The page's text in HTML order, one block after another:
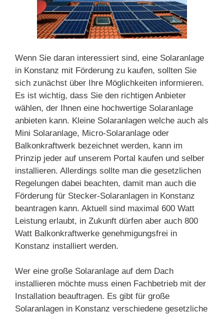
Wenn Sie daran interessiert sind, eine Solaranlage
in Konstanz mit Förderung zu kaufen, sollten Sie
sich zunächst über Ihre Möglichkeiten informieren.
Es ist wichtig, dass Sie den richtigen Anbieter
wählen, der Ihnen eine hochwertige Solaranlage
anbieten kann. Kleine Solaranlagen welche auch als
Mini Solaranlage, Micro-Solaranlage oder
Balkonkraftwerk bezeichnet werden, kann im
Prinzip jeder auf unserem Portal kaufen und selber
installieren. Allerdings sollte man die gesetzlichen
Regelungen dabei beachten, damit man auch die
Förderung für Stecker-Solaranlagen in Konstanz
beantragen kann. Aktuell sind maximal 600 Watt
Leistung erlaubt, in Zukunft dürfen aber auch 800
Watt Balkonkraftwerke genehmigungsfrei in
Konstanz installiert werden.
Wer eine große Solaranlage auf dem Dach
installieren möchte muss einen Fachbetrieb mit der
Installation beauftragen. Es gibt für große
Solaranlagen in Konstanz verschiedene gesetzliche